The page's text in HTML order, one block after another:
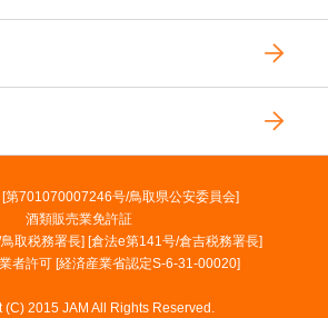
第701070007246号/鳥取県公安委員会]
酒類販売業免許証
取税務署長] [倉法e第141号/倉吉税務署長]
者許可 [経済産業省認定S-6-31-00020]
(C) 2015 JAM All Rights Reserved.